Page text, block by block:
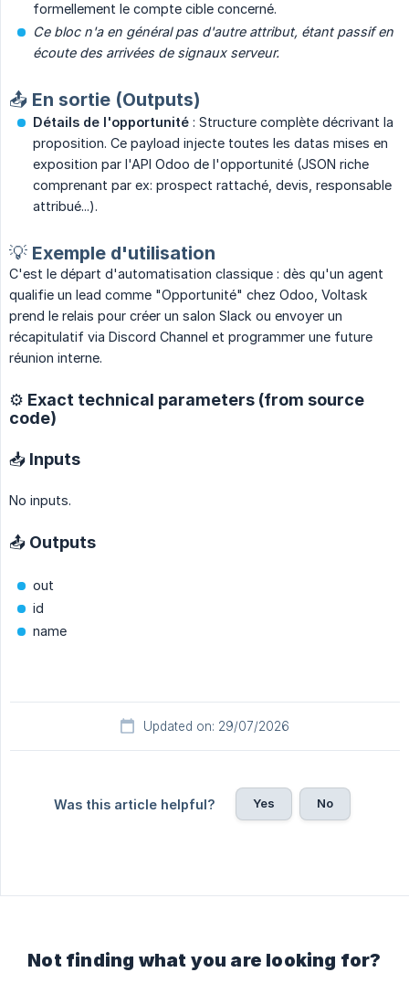
formellement le compte cible concerné.
Ce bloc n'a en général pas d'autre attribut, étant passif en
écoute des arrivées de signaux serveur.
📤 En sortie (Outputs)
Détails de l'opportunité : Structure complète décrivant la
proposition. Ce payload injecte toutes les datas mises en
exposition par l'API Odoo de l'opportunité (JSON riche
comprenant par ex: prospect rattaché, devis, responsable
attribué...).
💡 Exemple d'utilisation
C'est le départ d'automatisation classique : dès qu'un agent
qualifie un lead comme "Opportunité" chez Odoo, Voltask
prend le relais pour créer un salon Slack ou envoyer un
récapitulatif via Discord Channel et programmer une future
réunion interne.
⚙️ Exact technical parameters (from source
code)
📥 Inputs
No inputs.
📤 Outputs
out
id
name
Updated on: 29/07/2026
Was this article helpful? Yes No
Not finding what you are looking for?